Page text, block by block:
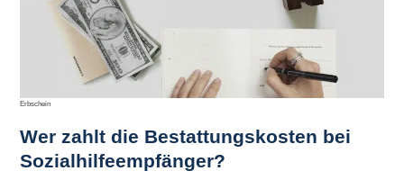
Erbschein
Wer zahlt die Bestattungskosten bei
Sozialhilfeempfänger?